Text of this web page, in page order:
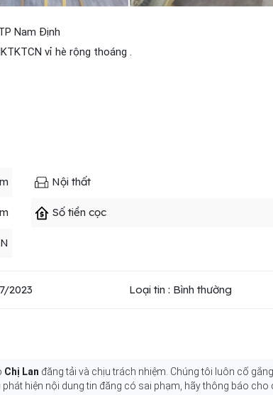
Nam Định
vỉ hè rộng thoáng .
Nội thất
Số tiền cọc
2023 Loại tin : Bình thường
Chị Lan đăng tải và chịu trách nhiệm. Chúng tôi luôn cố
hiện nội dung tin đăng có sai phạm, hãy thông báo cho